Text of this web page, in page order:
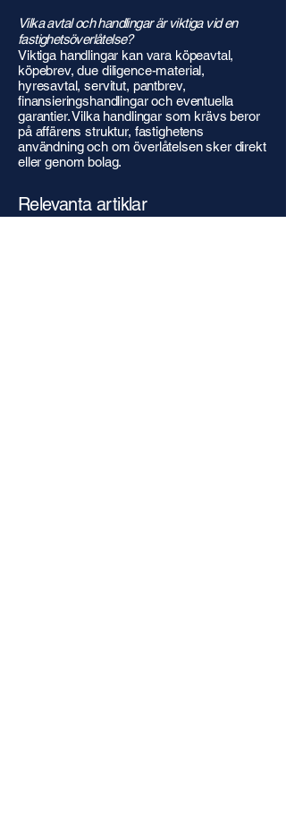
Vilka avtal och handlingar är viktiga vid en
fastighetsöverlåtelse?
Viktiga handlingar kan vara köpeavtal,
köpebrev, due diligence-material,
hyresavtal, servitut, pantbrev,
finansieringshandlingar och eventuella
garantier. Vilka handlingar som krävs beror
på affärens struktur, fastighetens
användning och om överlåtelsen sker direkt
eller genom bolag.
Relevanta artiklar